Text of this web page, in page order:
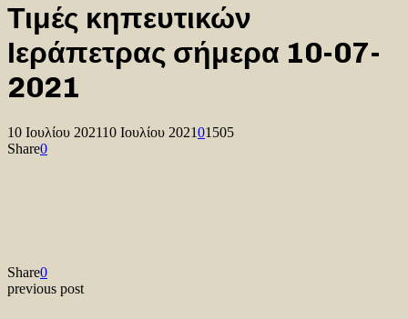
Τιμές κηπευτικών
Ιεράπετρας σήμερα 10-07-
2021
10 Ιουλίου 202110 Ιουλίου 202101505
Share0
Share0
previous post